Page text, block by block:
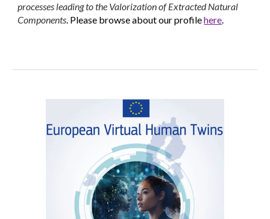
processes leading to the Valorization of Extracted Natural
Components. Please browse about our profilehere.